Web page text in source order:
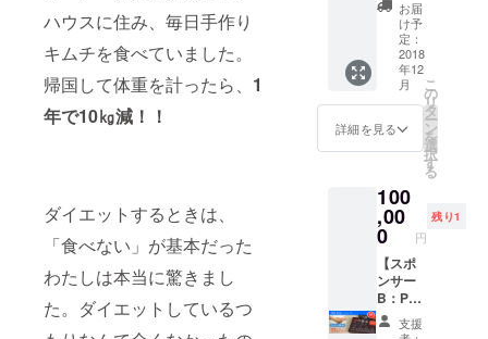
ハウスに住み、毎日手作り
キムチを食べていました。
帰国して体重を計ったら、 1
年で10㎏減！！
ダイエットするときは、
「食べない」が基本だった
わたしは本当に驚きまし
た。ダイエットしているつ
「腸内
フロー
ラ検
査」" 1
セット
・ミニ
PDF「
世界一
そづく
りの
本」
「腸活
をはじ
めた
い！」
そんな
ルで
す。 ※
具体的
な出張
日時
は、日
程調整
及び相
※東京以
外の現
地まで
費は別
途お願
い致し
ます。
ト会
場、講
演会な
どに行
かせて
いただ
きま
す！(～
の際
に、腸
活ゲー
ム「腸
内革
命」の
初回印
刷版5個
ム「腸
内革
命」を
使った
「腸活
はじめ
て講
座」の
マス
ターと
して、
全国の
小中高
学校、
イベン
ト会
場、講
お届
け予
定：
2018
年12
月
詳細を見る
こ
の
リ
タ
ー
ン
を
選
択
す
る
100
,00
0 円
残り1
【スポ
ンサー
B：PR
お手伝
いパッ
支援